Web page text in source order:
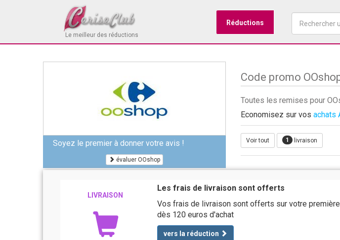
Le meilleur des réductions
Réductions
Soyez le premier à donner votre avis !
évaluer OOshop
Code promo
Toutes les remises pour
Economisez sur vos achats
Voir tout 1 livraison
LIVRAISON
Les frais de livraison sont offerts
Vos frais de livraison sont offerts sur votre
dès 120 euros d'achat
vers la réduction